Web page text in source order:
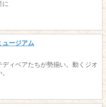
に
ュージアム
ディベアたちが勢揃い。動くジオ